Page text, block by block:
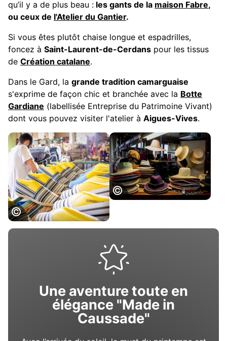
qu’il y a de plus beau : les gants de la maison Fabre,
ou ceux de l'Atelier du Gantier.
Si vous êtes plutôt chaise longue et espadrilles,
foncez à Saint-Laurent-de-Cerdans pour les tissus
de Création catalane.
Dans le Gard, la grande tradition camarguaise
s'exprime de façon chic et branchée avec la Botte
Gardiane (labellisée Entreprise du Patrimoine Vivant)
dont vous pouvez visiter l'atelier à Aigues-Vives.
Espadrilles
Une aventure toute en
élégance "Made in
Caussade"